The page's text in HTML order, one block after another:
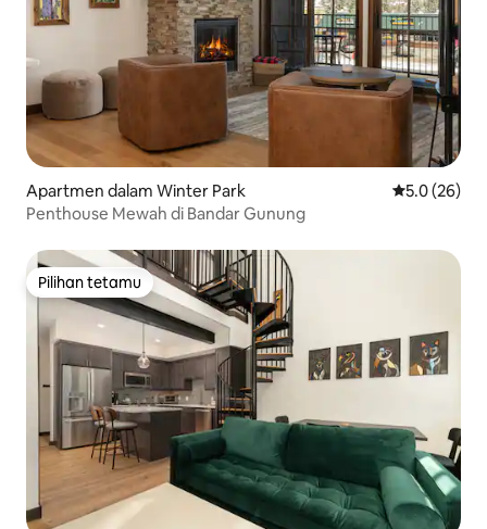
Apartmen dalam Winter Park Penarafan
5.0 (26)
Penthouse Mewah di Bandar Gunung
Pilihan tetamu
Pilihan tetamu